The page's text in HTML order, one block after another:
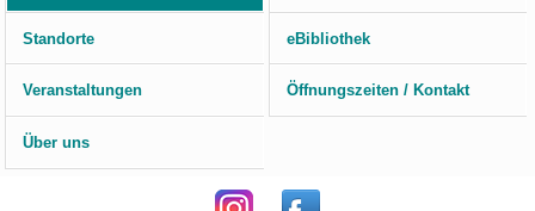
Standorte eBibliothek
Veranstaltungen Öffnungszeiten / Kontakt
Über uns